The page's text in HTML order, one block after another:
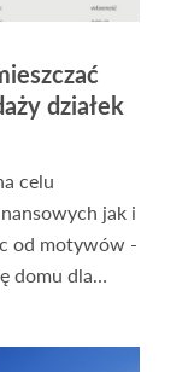
działek
celu
jak i
od motywów -
domu dla
na